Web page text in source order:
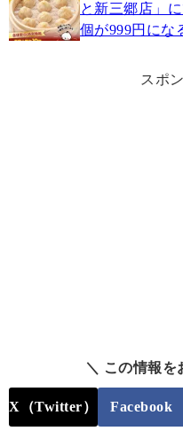
と新三郷店」
個が999円にな
スポ
＼ この情報を
X（Twitter） Facebook